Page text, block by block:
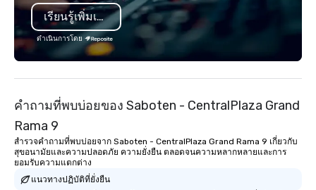
the Valley. Ideal for
seniority, and
เรียนรู้เพิ่มเติม
ดำเนินการโดย
คำถามที่พบบ่อยของ Saboten - CentralPlaza Grand
Rama 9
สำรวจคำถามที่พบบ่อยจาก Saboten - CentralPlaza Grand Rama 9 เกี่ยวกับ
สุขอนามัยและความปลอดภัย ความยั่งยืน ตลอดจนความหลากหลายและการ
ยอมรับความแตกต่าง
แนวทางปฏิบัติที่ยั่งยืน